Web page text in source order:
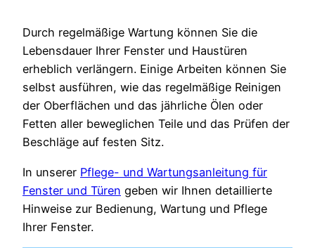
Durch regelmäßige Wartung können Sie die
Lebensdauer Ihrer Fenster und Haustüren
erheblich verlängern. Einige Arbeiten können Sie
selbst ausführen, wie das regelmäßige Reinigen
der Oberflächen und das jährliche Ölen oder
Fetten aller beweglichen Teile und das Prüfen der
Beschläge auf festen Sitz.
In unserer Pflege- und Wartungsanleitung für
Fenster und Türen geben wir Ihnen detaillierte
Hinweise zur Bedienung, Wartung und Pflege
Ihrer Fenster.